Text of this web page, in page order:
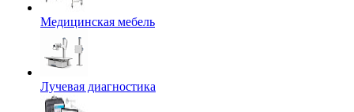
Медицинская мебель
Лучевая диагностика